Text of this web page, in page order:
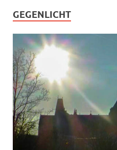
GEGENLICHT